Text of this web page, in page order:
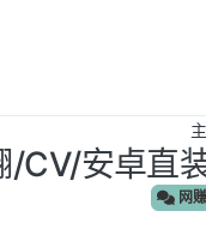
/CV/安卓直
网